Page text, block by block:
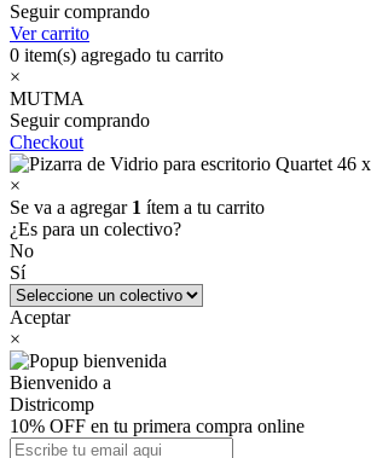
Seguir comprando
Ver carrito
0 item(s) agregado tu carrito
×
MUTMA
Seguir comprando
Checkout
×
Se va a agregar 1 ítem a tu carrito
¿Es para un colectivo?
No
Sí
Aceptar
×
Bienvenido a
Districomp
10% OFF en tu primera compra online